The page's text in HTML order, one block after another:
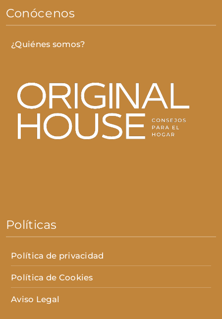
Conócenos
¿Quiénes somos?
Políticas
Política de privacidad
Política de Cookies
Aviso Legal